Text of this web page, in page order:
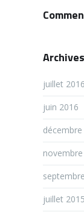
Archives
juillet 2016
juin 2016
juillet 2015